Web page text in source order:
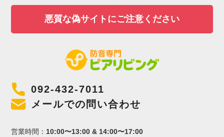
悪質な偽サイトにご注意ください
092-432-7011
メールでの問い合わせ
営業時間： 10:00〜13:00 & 14:00〜17:00